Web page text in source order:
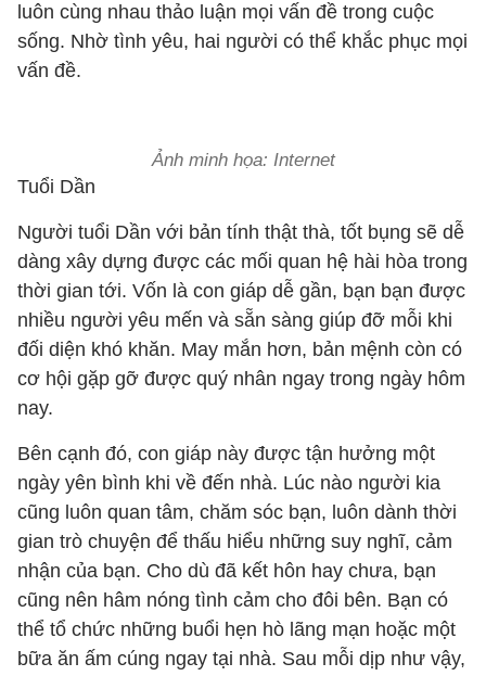
luôn cùng nhau thảo luận mọi vấn đề trong cuộc
sống. Nhờ tình yêu, hai người có thể khắc phục mọi
vấn đề.
Ảnh minh họa: Internet
Tuổi Dần
Người tuổi Dần với bản tính thật thà, tốt bụng sẽ dễ
dàng xây dựng được các mối quan hệ hài hòa trong
thời gian tới. Vốn là con giáp dễ gần, bạn bạn được
nhiều người yêu mến và sẵn sàng giúp đỡ mỗi khi
đối diện khó khăn. May mắn hơn, bản mệnh còn có
cơ hội gặp gỡ được quý nhân ngay trong ngày hôm
nay.
Bên cạnh đó, con giáp này được tận hưởng một
ngày yên bình khi về đến nhà. Lúc nào người kia
cũng luôn quan tâm, chăm sóc bạn, luôn dành thời
gian trò chuyện để thấu hiểu những suy nghĩ, cảm
nhận của bạn. Cho dù đã kết hôn hay chưa, bạn
cũng nên hâm nóng tình cảm cho đôi bên. Bạn có
thể tổ chức những buổi hẹn hò lãng mạn hoặc một
bữa ăn ấm cúng ngay tại nhà. Sau mỗi dịp như vậy,